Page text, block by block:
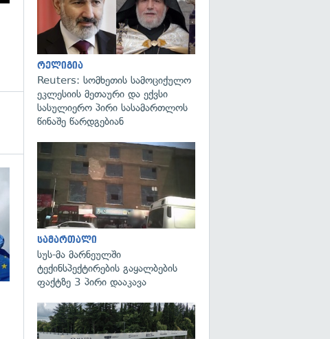
გადახედვა
რელიგია
Reuters: სომხეთის სამოციქულო
ეკლესიის მეთაური და ექვსი
სასულიერო პირი სასამართლოს
წინაშე წარდგებიან
სამართალი
სუს-მა მარნეულში
ტექინსპექტირების გაყალბების
ფაქტზე 3 პირი დააკავა